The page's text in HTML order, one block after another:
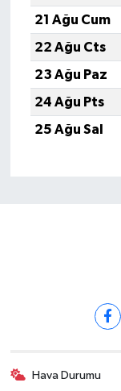
21 Ağu Cum
22 Ağu Cts
23 Ağu Paz
24 Ağu Pts
25 Ağu Sal
Hava Durumu